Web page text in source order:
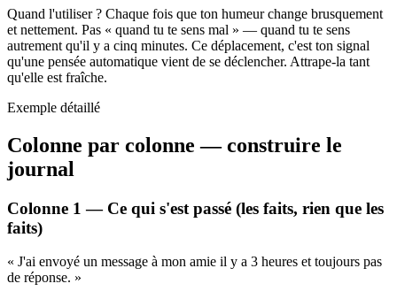
Quand l'utiliser ? Chaque fois que ton humeur change brusquement
et nettement. Pas « quand tu te sens mal » — quand tu te sens
autrement qu'il y a cinq minutes. Ce déplacement, c'est ton signal
qu'une pensée automatique vient de se déclencher. Attrape-la tant
qu'elle est fraîche.
Exemple détaillé
Colonne par colonne — construire le
journal
Colonne 1 — Ce qui s'est passé (les faits, rien que les
faits)
« J'ai envoyé un message à mon amie il y a 3 heures et toujours pas
de réponse. »